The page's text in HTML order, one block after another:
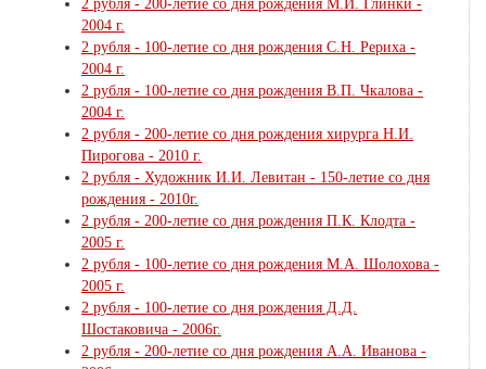
2 рубля - 200-летие со дня рождения М.И. Глинки -
2004 г.
2 рубля - 100-летие со дня рождения С.Н. Рериха -
2004 г.
2 рубля - 100-летие со дня рождения В.П. Чкалова -
2004 г.
2 рубля - 200-летие со дня рождения хирурга Н.И.
Пирогова - 2010 г.
2 рубля - Художник И.И. Левитан - 150-летие со дня
рождения - 2010г.
2 рубля - 200-летие со дня рождения П.К. Клодта -
2005 г.
2 рубля - 100-летие со дня рождения М.А. Шолохова -
2005 г.
2 рубля - 100-летие со дня рождения Д.Д.
Шостаковича - 2006г.
2 рубля - 200-летие со дня рождения А.А. Иванова -